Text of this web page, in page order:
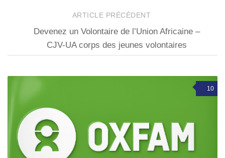
ARTICLE PRÉCÉDENT
Devenez un Volontaire de l’Union Africaine –
CJV-UA corps des jeunes volontaires
10